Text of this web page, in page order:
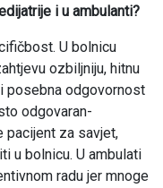
i u ambulanti?
U bolnicu
ozbiljniju, hitnu
posebna odgovornost
odgovaran-
pacijent za savjet,
u bolnicu. U ambulati
radu jer mnoge